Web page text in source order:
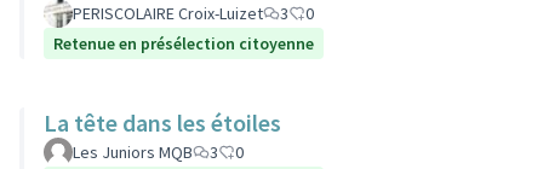
PERISCOLAIRE Croix-Luizet 3
0
Retenue en présélection citoyenne
La tête dans les étoiles
Les Juniors MQB 3
0